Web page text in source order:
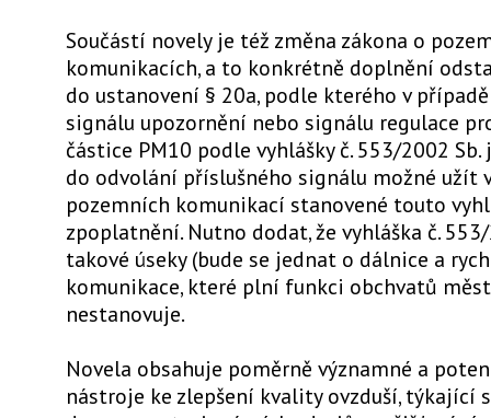
Součástí novely je též změna zákona o
komunikacích, a to konkrétně doplnění
do ustanovení § 20a, podle kterého v
signálu upozornění nebo signálu regulace
částice PM10 podle vyhlášky č. 553/2002 Sb.
do odvolání příslušného signálu možné užít
pozemních komunikací stanovené touto
zpoplatnění. Nutno dodat, že vyhláška č.
takové úseky (bude se jednat o dálnice a
komunikace, které plní funkci obchvatů
nestanovuje.
Novela obsahuje poměrně významné a
nástroje ke zlepšení kvality ovzduší, týkající